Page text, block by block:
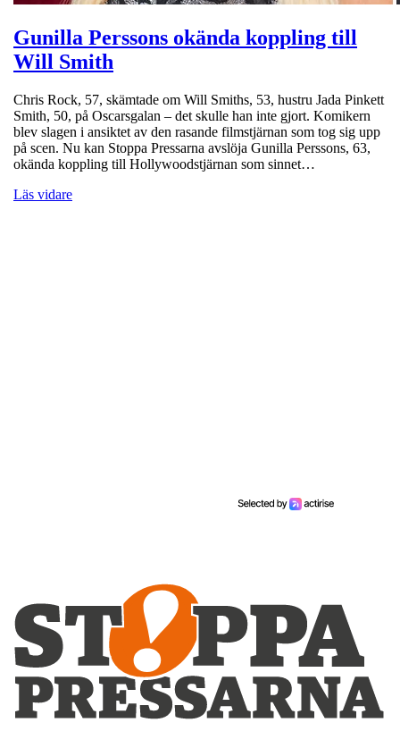
Gunilla Perssons okända koppling till
Will Smith
Chris Rock, 57, skämtade om Will Smiths, 53, hustru Jada Pinkett
Smith, 50, på Oscarsgalan – det skulle han inte gjort. Komikern
blev slagen i ansiktet av den rasande filmstjärnan som tog sig upp
på scen. Nu kan Stoppa Pressarna avslöja Gunilla Perssons, 63,
okända koppling till Hollywoodstjärnan som sinnet…
Läs vidare